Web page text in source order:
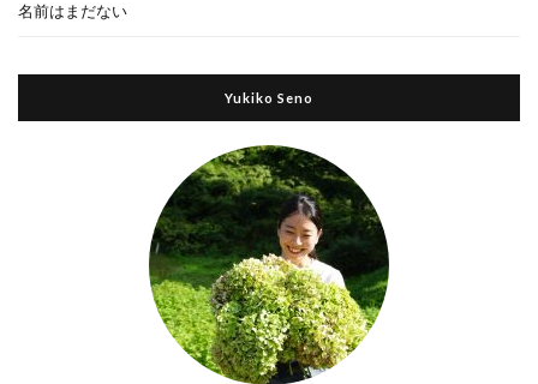
名前はまだない
Yukiko Seno